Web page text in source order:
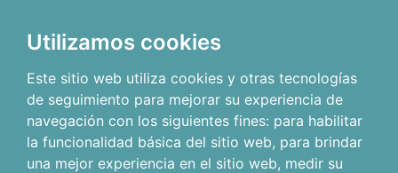
Utilizamos cookies
Este sitio web utiliza cookies y otras tecnologías
de seguimiento para mejorar su experiencia de
navegación con los siguientes fines: para habilitar
la funcionalidad básica del sitio web, para brindar
una mejor experiencia en el sitio web, medir su